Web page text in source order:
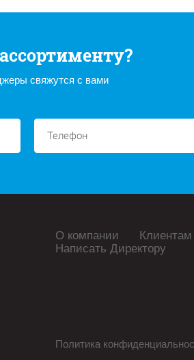
свяжутся с вами
О компании Клиентам
Написать Директору
Политика